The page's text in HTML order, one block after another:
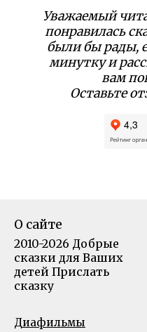
Уважаемый
понравилась
были бы рады,
минутку и
вам
Оставьте
О сайте
2010-2026 Добрые
сказки для Ваших
детей Прислать
сказку
Диафильмы